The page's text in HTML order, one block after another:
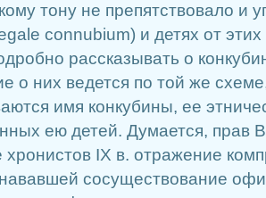
тону не препятствовало и
connubium) и детях от
рассказывать о
о них ведется по той же
имя конкубины, ее
ею детей. Думается, прав
хронистов IX в. отражение
сосуществование